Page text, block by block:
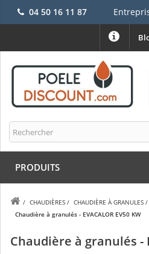
04 50 16 11 87
PRODUITS
/ CHAUDIÈRES / CHAUDIÈRE À GRANULES /
Chaudière à granulés - EVACALOR EV50 KW
Chaudière à granulés -